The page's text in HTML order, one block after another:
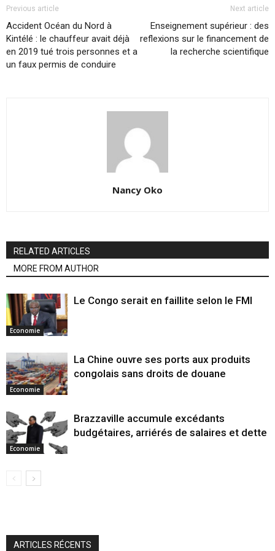
Previous article
Accident Océan du Nord à
Kintélé : le chauffeur avait déjà
en 2019 tué trois personnes et a
un faux permis de conduire
Next article
Enseignement supérieur : des
reflexions sur le financement de
la recherche scientifique
Nancy Oko
RELATED ARTICLES
MORE FROM AUTHOR
Economie
Le Congo serait en faillite selon le FMI
Economie
La Chine ouvre ses ports aux produits
congolais sans droits de douane
Economie
Brazzaville accumule excédants
budgétaires, arriérés de salaires et dette
ARTICLES RÉCENTS